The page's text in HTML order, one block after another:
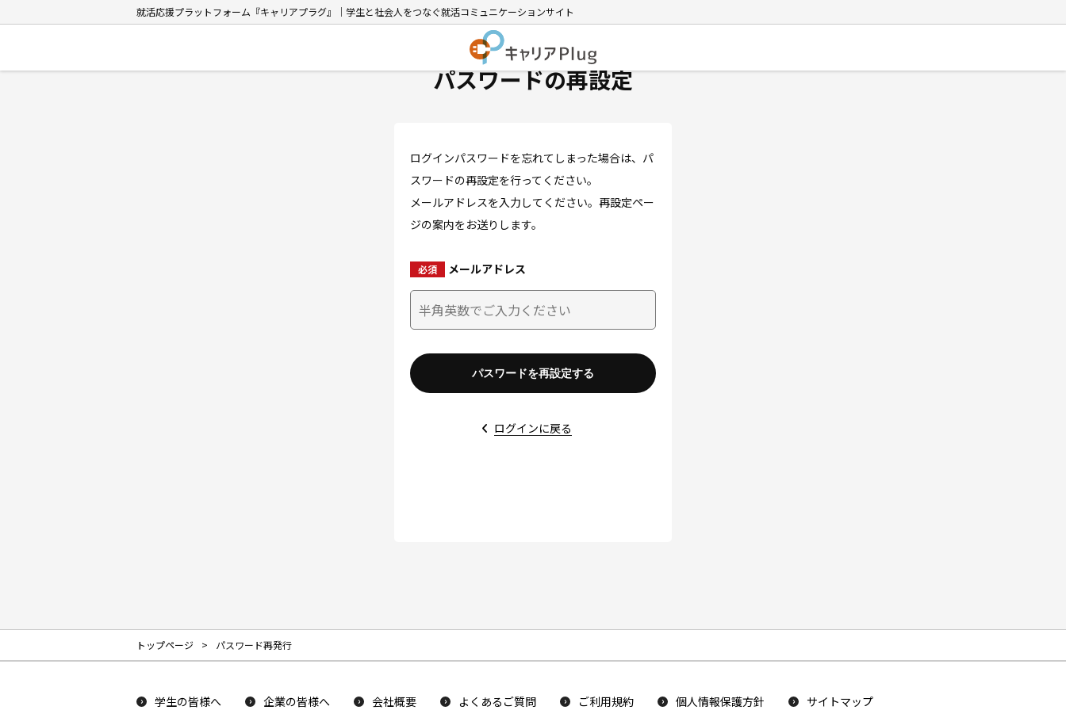
就活応援プラットフォーム『キャリアプラグ』｜学生と社会人をつなぐ就活コミュニケーションサイト
パスワードの再設定
ログインパスワードを忘れてしまった場合は、パ
スワードの再設定を行ってください。
メールアドレスを入力してください。再設定ペー
ジの案内をお送りします。
必須 メールアドレス
ログインに戻る
トップページ パスワード再発行
学生の皆様へ 企業の皆様へ 会社概要 よくあるご質問 ご利用規約 個人情報保護方針 サイトマップ